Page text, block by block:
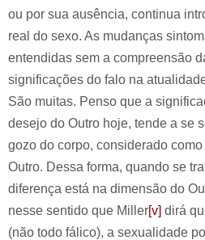
ou por sua ausência, continua
real do sexo. As mudanças
entendidas sem a compreensão
significações do falo na
São muitas. Penso que a
desejo do Outro hoje, tende a se
gozo do corpo, considerado
Outro. Dessa forma, quando se
diferença está na dimensão do
nesse sentido que Miller[v] dirá
(não todo fálico), a sexualidade